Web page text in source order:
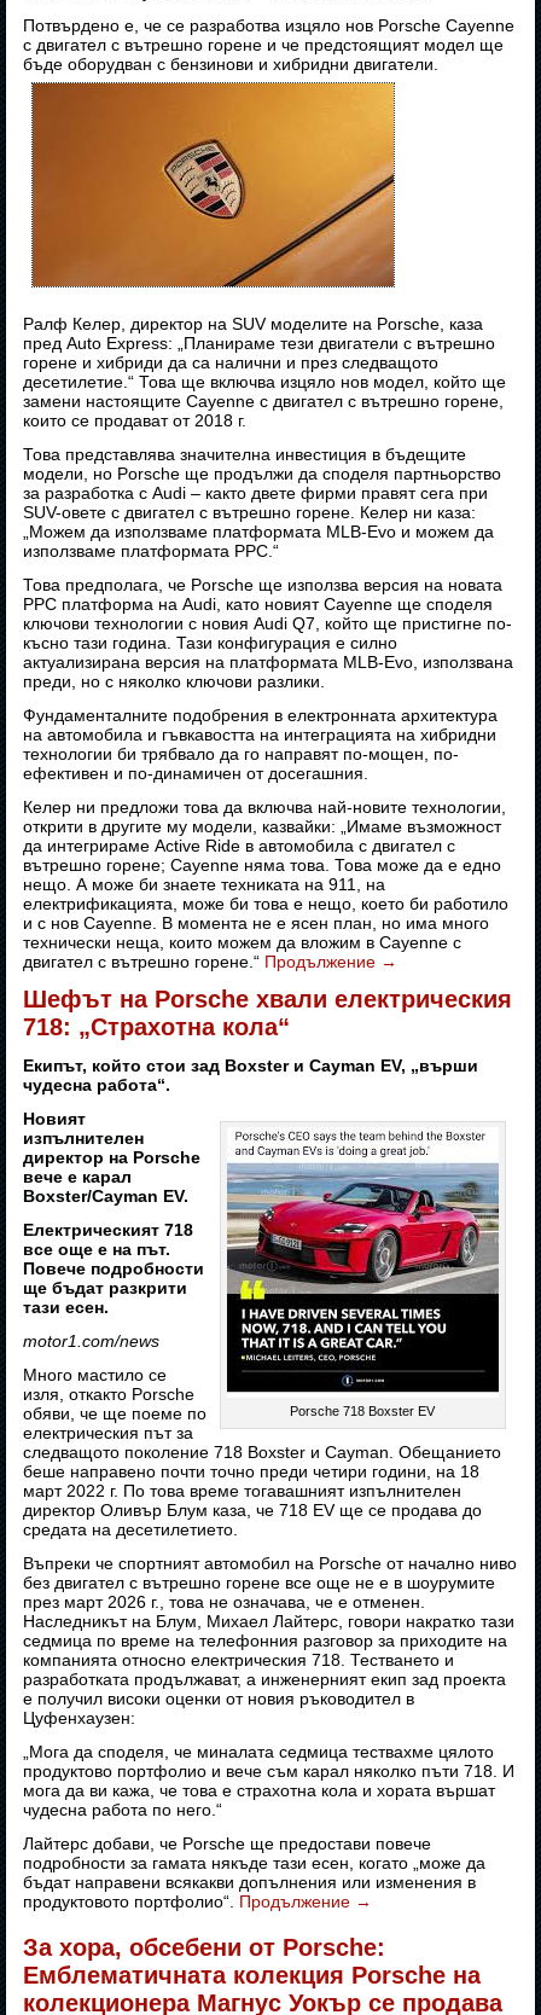
Потвърдено е, че се разработва изцяло нов Porsche Cayenne
с двигател с вътрешно горене и че предстоящият модел ще
бъде оборудван с бензинови и хибридни двигатели.
Ралф Келер, директор на SUV моделите на Porsche, каза
пред Auto Express: „Планираме тези двигатели с вътрешно
горене и хибриди да са налични и през следващото
десетилетие.“ Това ще включва изцяло нов модел, който ще
замени настоящите Cayenne с двигател с вътрешно горене,
които се продават от 2018 г.
Това представлява значителна инвестиция в бъдещите
модели, но Porsche ще продължи да споделя партньорство
за разработка с Audi – както двете фирми правят сега при
SUV-овете с двигател с вътрешно горене. Келер ни каза:
„Можем да използваме платформата MLB-Evo и можем да
използваме платформата PPC.“
Това предполага, че Porsche ще използва версия на новата
PPC платформа на Audi, като новият Cayenne ще споделя
ключови технологии с новия Audi Q7, който ще пристигне по-
късно тази година. Тази конфигурация е силно
актуализирана версия на платформата MLB-Evo, използвана
преди, но с няколко ключови разлики.
Фундаменталните подобрения в електронната архитектура
на автомобила и гъвкавостта на интеграцията на хибридни
технологии би трябвало да го направят по-мощен, по-
ефективен и по-динамичен от досегашния.
Келер ни предложи това да включва най-новите технологии,
открити в другите му модели, казвайки: „Имаме възможност
да интегрираме Active Ride в автомобила с двигател с
вътрешно горене; Cayenne няма това. Това може да е едно
нещо. А може би знаете техниката на 911, на
електрификацията, може би това е нещо, което би работило
и с нов Cayenne. В момента не е ясен план, но има много
технически неща, които можем да вложим в Cayenne с
двигател с вътрешно горене.“ Продължение →
Шефът на Porsche хвали електрическия
718: „Страхотна кола“
Екипът, който стои зад Boxster и Cayman EV, „върши
чудесна работа“.
Porsche 718 Boxster EV
Новият
изпълнителен
директор на Porsche
вече е карал
Boxster/Cayman EV.
Електрическият 718
все още е на път.
Повече подробности
ще бъдат разкрити
тази есен.
motor1.com/news
Много мастило се
изля, откакто Porsche
обяви, че ще поеме по
електрическия път за
следващото поколение 718 Boxster и Cayman. Обещанието
беше направено почти точно преди четири години, на 18
март 2022 г. По това време тогавашният изпълнителен
директор Оливър Блум каза, че 718 EV ще се продава до
средата на десетилетието.
Въпреки че спортният автомобил на Porsche от начално ниво
без двигател с вътрешно горене все още не е в шоурумите
през март 2026 г., това не означава, че е отменен.
Наследникът на Блум, Михаел Лайтерс, говори накратко тази
седмица по време на телефонния разговор за приходите на
компанията относно електрическия 718. Тестването и
разработката продължават, а инженерният екип зад проекта
е получил високи оценки от новия ръководител в
Цуфенхаузен:
„Мога да споделя, че миналата седмица тествахме цялото
продуктово портфолио и вече съм карал няколко пъти 718. И
мога да ви кажа, че това е страхотна кола и хората вършат
чудесна работа по него.“
Лайтерс добави, че Porsche ще предостави повече
подробности за гамата някъде тази есен, когато „може да
бъдат направени всякакви допълнения или изменения в
продуктовото портфолио“. Продължение →
За хора, обсебени от Porsche:
Емблематичната колекция Porsche на
колекционера Магнус Уокър се продава